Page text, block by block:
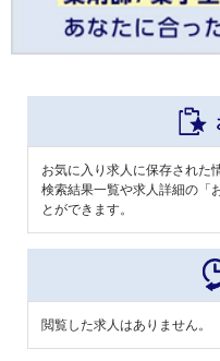
お気に入り求人に保存された
検索結果一覧や求人詳細の「
とができます。
閲覧した求人はありません。